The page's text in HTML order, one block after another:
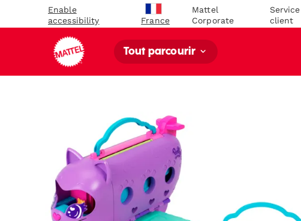
Enable
accessibility
France
Mattel
Corporate
Service
client
Tout parcourir